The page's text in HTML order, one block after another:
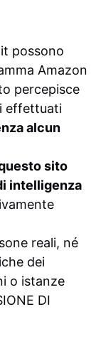
possono
Amazon
percepisce
effettuati
alcun
sito
intelligenza
reali, né
dei
o istanze
DI